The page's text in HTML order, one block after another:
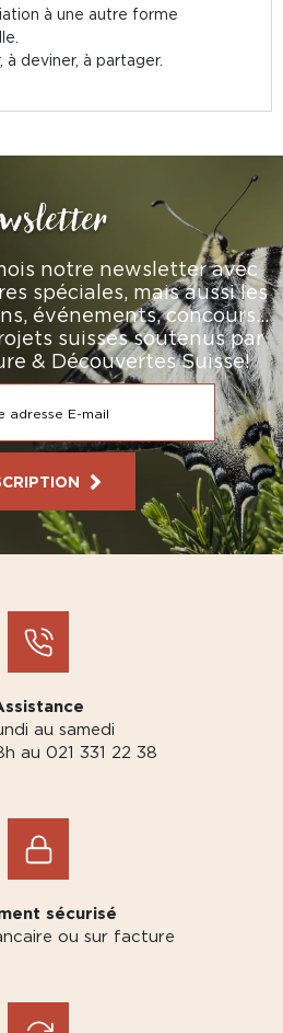
à une autre forme
à deviner, à partager.
notre newsletter avec
spéciales, mais aussi les
événements, concours…
suisses soutenus par
& Découvertes Suisse!
au samedi
au 021 331 22 38
sécurisé
ou sur facture